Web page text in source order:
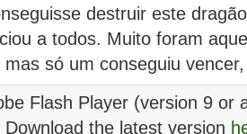
destruir este
a todos. Muito foram
só um conseguiu
Flash Player (version 9 or
the latest version